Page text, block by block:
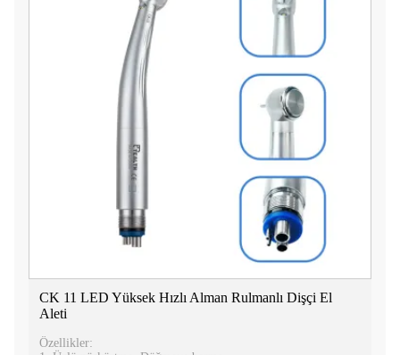
CK 11 LED Yüksek Hızlı Alman Rulmanlı Dişçi El
Aleti
Özellikler: